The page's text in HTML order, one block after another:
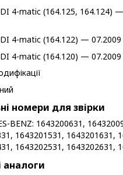
4-matic (164.125, 164.124)
4-matic (164.122) — 07.2009
4-matic (164.120) — 07.2009
номери для звірки
BENZ: 1643200631,
1643201531, 1643201631,
1643202531, 1643202631,
аналоги